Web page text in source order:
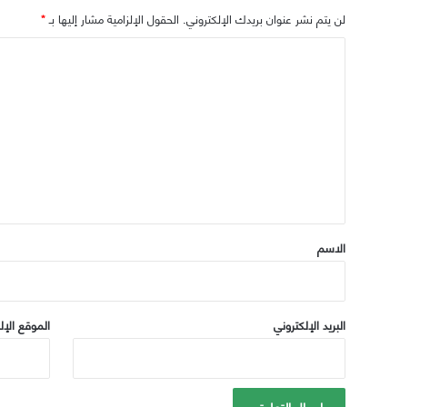
لن يتم نشر عنوان بريدك الإلكتروني. الحقول الإلزامية مشار إليها بـ*
*
الاسم
البريد الإلكتروني الموقع